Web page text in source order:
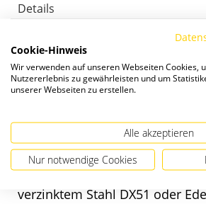
Details
Die LEA3 Verkleidung bietet
Formen und ein modernes
Leistungsverhältnis. Das
Überstand sorgt für den
Der Einwurf der Post erfolgt
Entnahme von hinten.
verzinktem Stahl DX51 oder
Cookie-Hinweis
Wir verwenden auf unseren Webseiten Cookies,
Nutzererlebnis zu gewährleisten und um
unserer Webseiten zu erstellen.
Alle akzeptieren
Nur notwendige Cookies